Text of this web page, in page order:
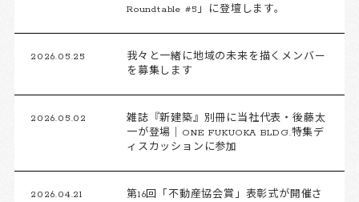
Roundtable #5」に登壇します。
2026.05.25
我々と一緒に地域の未来を描くメンバー
を募集します
2026.05.02
雑誌『新建築』別冊に当社代表・後藤太
一が登場｜ONE FUKUOKA BLDG.特集デ
ィスカッションに参加
2026.04.21
第16回「不動産協会賞」表彰式が開催さ